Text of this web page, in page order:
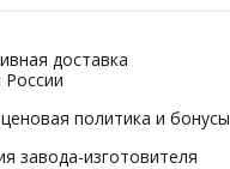
доставка
России
политика и бонусы
завода-изготовителя